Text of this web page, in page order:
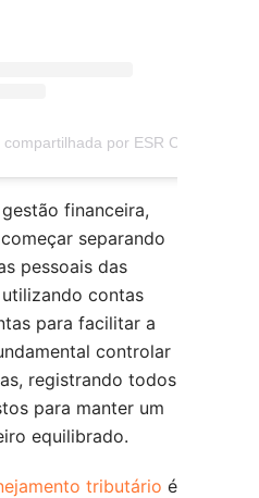
financeira,
separando
pessoais das
contas
para facilitar a
controlar
registrando todos
para manter um
equilibrado.
tributário é